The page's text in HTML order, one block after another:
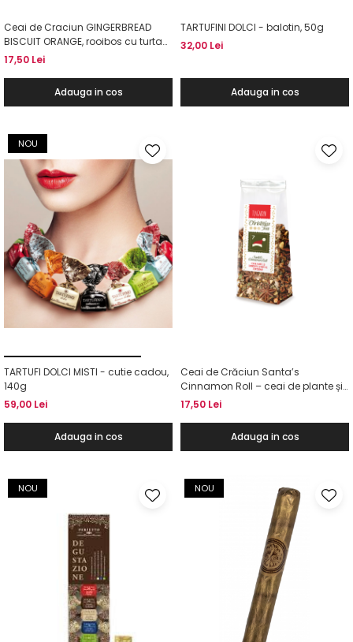
Ceai de Craciun GINGERBREAD
BISCUIT ORANGE, rooibos cu turta
dulce si portocale, 50g
17,50 Lei
Adauga in cos
TARTUFINI DOLCI - balotin, 50g
32,00 Lei
Adauga in cos
NOU
TARTUFI DOLCI MISTI - cutie cadou,
140g
59,00 Lei
Adauga in cos
Ceai de Crăciun Santa’s
Cinnamon Roll – ceai de plante și
condimente cu scorțișoară, 50g
17,50 Lei
Adauga in cos
NOU NOU